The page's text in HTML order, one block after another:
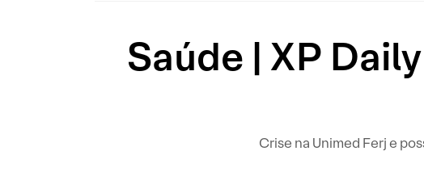
Saúde | XP
Crise na Unimed Ferj e